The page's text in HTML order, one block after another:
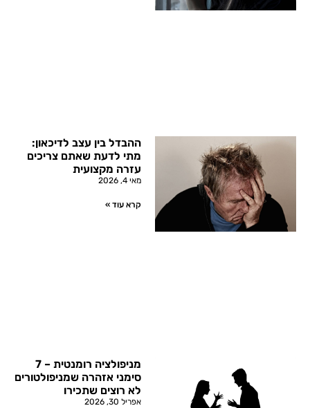
ההבדל בין עצב לדיכאון:
מתי לדעת שאתם צריכים
עזרה מקצועית
מאי 4, 2026
קרא עוד »
מניפולציה רומנטית – 7
סימני אזהרה שמניפולטורים
לא רוצים שתכירו
אפריל 30, 2026